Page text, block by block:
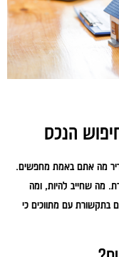
הנכס
מה אתם באמת מחפשים.
מה שחייב להיות, ומה
בתקשורת עם מתווכים כי